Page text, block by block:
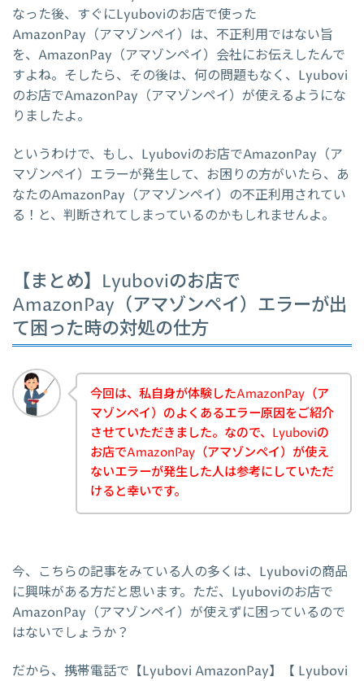
なった後、すぐにLyuboviのお店で使った
AmazonPay（アマゾンペイ）は、不正利用ではない旨
を、AmazonPay（アマゾンペイ）会社にお伝えしたんで
すよね。そしたら、その後は、何の問題もなく、Lyubovi
のお店でAmazonPay（アマゾンペイ）が使えるようにな
りましたよ。
というわけで、もし、Lyuboviのお店でAmazonPay（ア
マゾンペイ）エラーが発生して、お困りの方がいたら、あ
なたのAmazonPay（アマゾンペイ）の不正利用されてい
る！と、判断されてしまっているのかもしれませんよ。
【まとめ】Lyuboviのお店で
AmazonPay（アマゾンペイ）エラーが出
て困った時の対処の仕方
今回は、私自身が体験したAmazonPay（ア
マゾンペイ）のよくあるエラー原因をご紹介
させていただきました。なので、Lyuboviの
お店でAmazonPay（アマゾンペイ）が使え
ないエラーが発生した人は参考にしていただ
けると幸いです。
今、こちらの記事をみている人の多くは、Lyuboviの商品
に興味がある方だと思います。ただ、Lyuboviのお店で
AmazonPay（アマゾンペイ）が使えずに困っているので
はないでしょうか？
だから、携帯電話で【Lyubovi AmazonPay】【 Lyubovi